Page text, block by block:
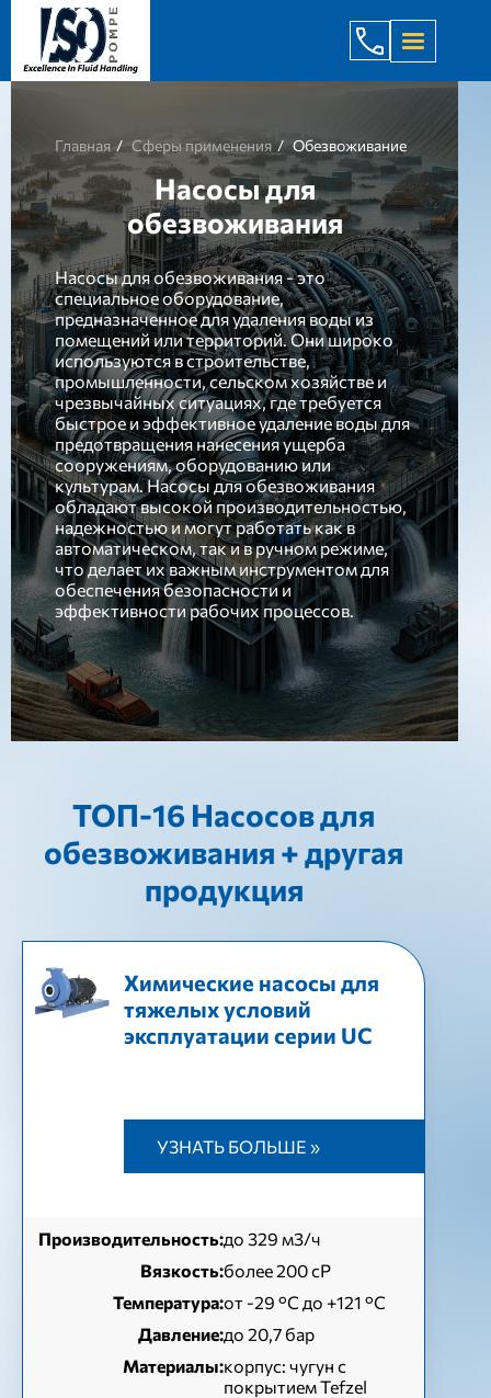
+998 971
Главная Сферы применения Обезвоживание
Насосы для
обезвоживания
Насосы для обезвоживания - это
специальное оборудование,
предназначенное для удаления воды из
помещений или территорий. Они широко
используются в строительстве,
промышленности, сельском хозяйстве и
чрезвычайных ситуациях, где требуется
быстрое и эффективное удаление воды для
предотвращения нанесения ущерба
сооружениям, оборудованию или
культурам. Насосы для обезвоживания
обладают высокой производительностью,
надежностью и могут работать как в
автоматическом, так и в ручном режиме,
что делает их важным инструментом для
обеспечения безопасности и
эффективности рабочих процессов.
ТОП-16 Насосов для
обезвоживания + другая
продукция
Химические насосы для
тяжелых условий
эксплуатации серии UC
УЗНАТЬ БОЛЬШЕ »
Производительность:до 329 м3/ч
Вязкость:более 200 сР
Температура:от -29 °С до +121 °С
Давление:до 20,7 бар
Материалы:корпус: чугун с
покрытием Tefzel